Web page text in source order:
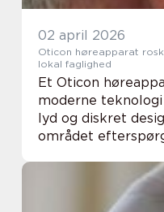
02 april 2026
Oticon høreapparat roskilde moderne
lokal faglighed
Et Oticon
moderne
lyd og diskret
området
hverdagens støj,
behovet for komfo...